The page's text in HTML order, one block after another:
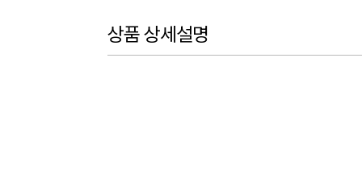
상품 상세설명